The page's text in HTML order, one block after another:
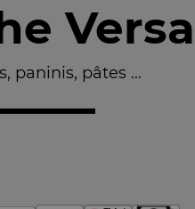
paninis, pâtes ...